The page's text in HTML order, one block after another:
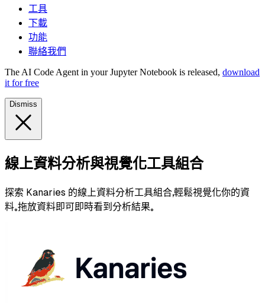
工具
下載
功能
聯絡我們
The AI Code Agent in your Jupyter Notebook is released, download
it for free
Dismiss
線上資料分析與視覺化工具組合
探索 Kanaries 的線上資料分析工具組合，輕鬆視覺化你的資
料。拖放資料即可即時看到分析結果。